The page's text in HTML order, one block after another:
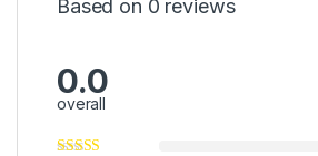
Based on 0 reviews
0.0
overall